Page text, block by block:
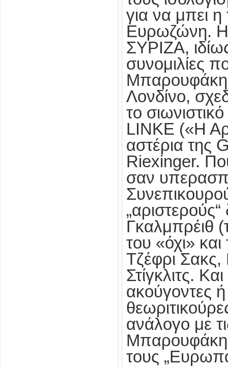
για να μπει
Ευρωζώνη. Η
ΣΥΡΙΖΑ,
συνομιλίες
Λονδίνο,
το
LINKE («Η
αστέρια της
Riexinger.
σαν
Γκαλμπρέιθ
του «όχι»
Τζέφρι
Στίγκλιτς.
ακούγοντες ή
ανάλογο με
Μπαρουφάκη
τους